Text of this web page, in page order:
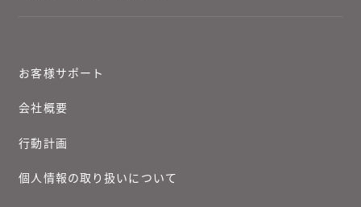
お客様サポート
会社概要
行動計画
個人情報の取り扱いについて